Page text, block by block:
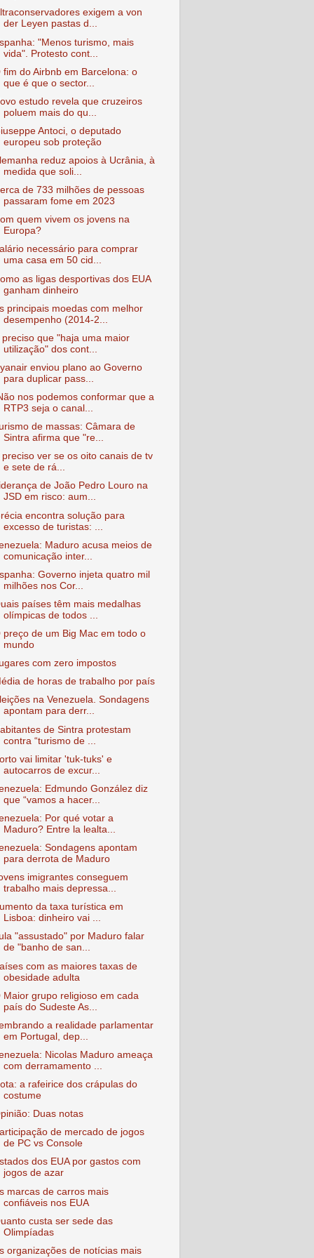
exigem a von
der Leyen pastas d...
"Menos turismo, mais
vida". Protesto cont...
fim do Airbnb em Barcelona: o
que é que o sector...
estudo revela que cruzeiros
poluem mais do qu...
Antoci, o deputado
europeu sob proteção
reduz apoios à Ucrânia, à
medida que soli...
de 733 milhões de pessoas
passaram fome em 2023
quem vivem os jovens na
Europa?
necessário para comprar
uma casa em 50 cid...
as ligas desportivas dos EUA
ganham dinheiro
principais moedas com melhor
desempenho (2014-2...
preciso que "haja uma maior
utilização" dos cont...
enviou plano ao Governo
para duplicar pass...
nos podemos conformar que a
RTP3 seja o canal...
de massas: Câmara de
Sintra afirma que "re...
preciso ver se os oito canais de tv
e sete de rá...
de João Pedro Louro na
JSD em risco: aum...
encontra solução para
excesso de turistas: ...
Maduro acusa meios de
comunicação inter...
Governo injeta quatro mil
milhões nos Cor...
países têm mais medalhas
olímpicas de todos ...
preço de um Big Mac em todo o
mundo
com zero impostos
de horas de trabalho por país
na Venezuela. Sondagens
apontam para derr...
de Sintra protestam
contra “turismo de ...
vai limitar 'tuk-tuks' e
autocarros de excur...
Edmundo González diz
que “vamos a hacer...
Por qué votar a
Maduro? Entre la lealta...
Sondagens apontam
para derrota de Maduro
imigrantes conseguem
trabalho mais depressa...
da taxa turística em
Lisboa: dinheiro vai ...
"assustado" por Maduro falar
de "banho de san...
com as maiores taxas de
obesidade adulta
Maior grupo religioso em cada
país do Sudeste As...
a realidade parlamentar
em Portugal, dep...
Nicolas Maduro ameaça
com derramamento ...
a rafeirice dos crápulas do
costume
Duas notas
de mercado de jogos
de PC vs Console
dos EUA por gastos com
jogos de azar
marcas de carros mais
confiáveis nos EUA
custa ser sede das
Olimpíadas
organizações de notícias mais